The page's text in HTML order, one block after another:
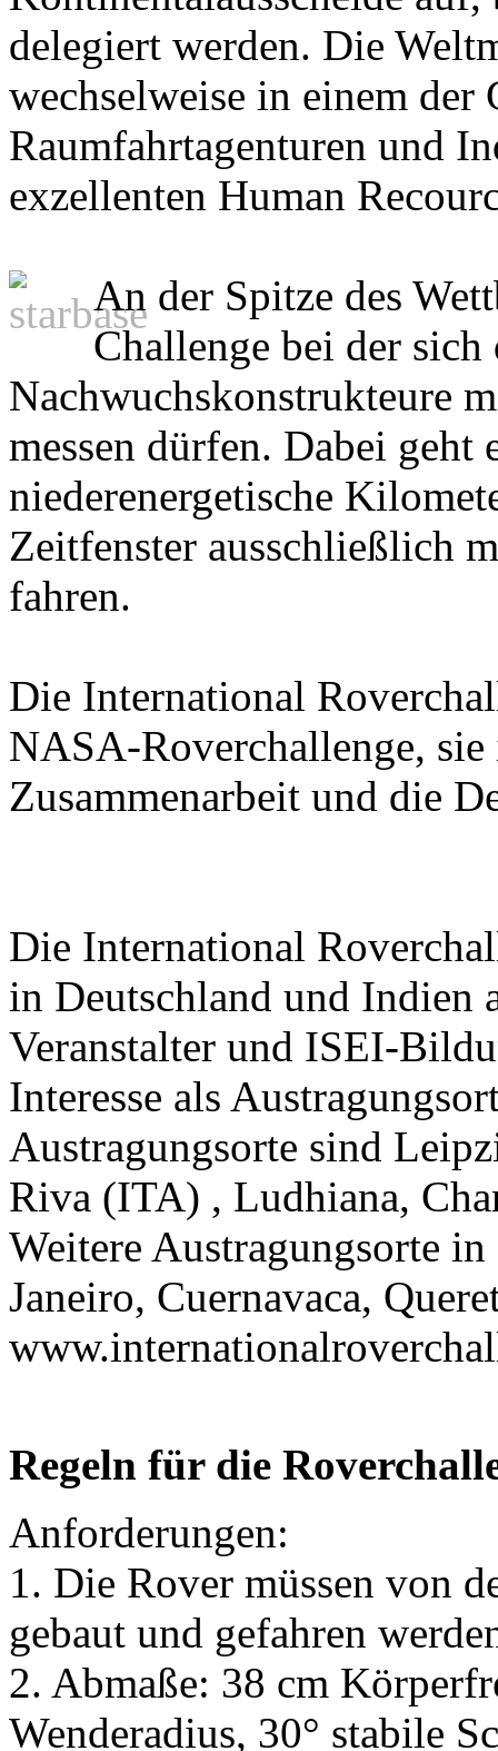
delegiert werden. Die
wechselweise in einem der
Raumfahrtagenturen und
exzellenten Human
An der Spitze des
Challenge bei der
Nachwuchskonstrukteure
messen dürfen. Dabei geht
niederenergetische
Zeitfenster ausschließlich
fahren.
Die International
NASA-Roverchallenge,
Zusammenarbeit und die
Die International
in Deutschland und Indien
Veranstalter und ISEI-
Interesse als
Austragungsorte sind
Riva (ITA) , Ludhiana,
Weitere Austragungsorte
Janeiro, Cuernavaca,
Regeln für die
Anforderungen:
1. Die Rover müssen von
gebaut und gefahren
2. Abmaße: 38 cm
Wenderadius, 30° stabile